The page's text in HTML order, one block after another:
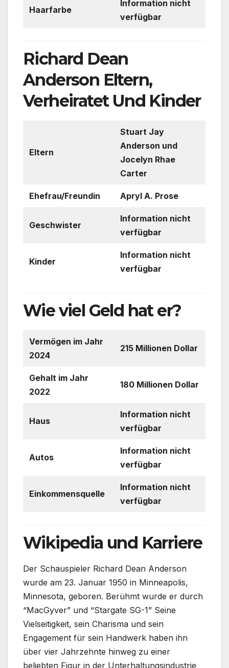
Haarfarbe
Information nicht
verfügbar
Richard Dean
Anderson Eltern,
Verheiratet Und Kinder
Eltern
Stuart Jay
Anderson und
Jocelyn Rhae
Carter
Ehefrau/Freundin Apryl A. Prose
Geschwister
Information nicht
verfügbar
Kinder
Information nicht
verfügbar
Wie viel Geld hat er?
Vermögen im Jahr
2024
215 Millionen Dollar
Gehalt im Jahr
2022
180 Millionen Dollar
Haus
Information nicht
verfügbar
Autos
Information nicht
verfügbar
Einkommensquelle
Information nicht
verfügbar
Wikipedia und Karriere
Der Schauspieler Richard Dean Anderson
wurde am 23. Januar 1950 in Minneapolis,
Minnesota, geboren. Berühmt wurde er durch
“MacGyver” und “Stargate SG-1” Seine
Vielseitigkeit, sein Charisma und sein
Engagement für sein Handwerk haben ihn
über vier Jahrzehnte hinweg zu einer
beliebten Figur in der Unterhaltungsindustrie